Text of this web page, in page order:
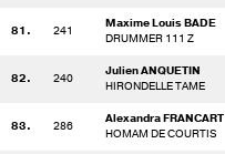
81. 241
Maxime Louis BADE
DRUMMER 111 Z
82. 240
Julien ANQUETIN
HIRONDELLE TAME
83. 286
Alexandra FRANCART
HOMAM DE COURTIS